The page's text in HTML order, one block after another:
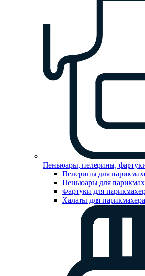
Пеньюары, пелерины,
Пелерины для
Пеньюары для
Фартуки для
Халаты для